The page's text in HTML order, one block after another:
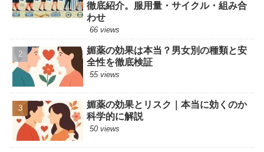
徹底紹介。服用量・サイクル・組み合
わせ
66 views
媚薬の効果は本当？男女別の種類と安
全性を徹底検証
55 views
媚薬の効果とリスク｜本当に効くのか
科学的に解説
50 views